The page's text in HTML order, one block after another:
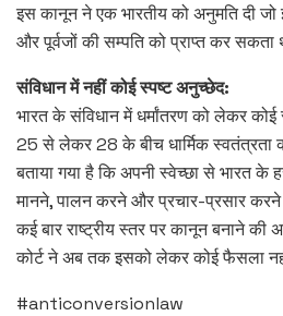
इस कानून ने एक भारतीय को अनुमति दी जो
और पूर्वजों की सम्पति को प्राप्त कर सकता
संविधान में नहीं कोई स्पष्ट अनुच्छेद:
भारत के संविधान में धर्मांतरण को लेकर
25 से लेकर 28 के बीच धार्मिक स्वतंत्रता
बताया गया है कि अपनी स्वेच्छा से भारत के
मानने, पालन करने और प्रचार-प्रसार
कई बार राष्ट्रीय स्तर पर कानून बनाने की
कोर्ट ने अब तक इसको लेकर कोई फैसला
#anticonversionlaw